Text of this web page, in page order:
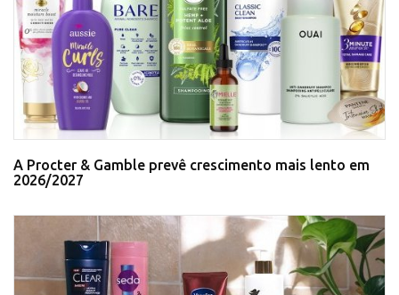
A Procter & Gamble prevê crescimento mais lento em
2026/2027